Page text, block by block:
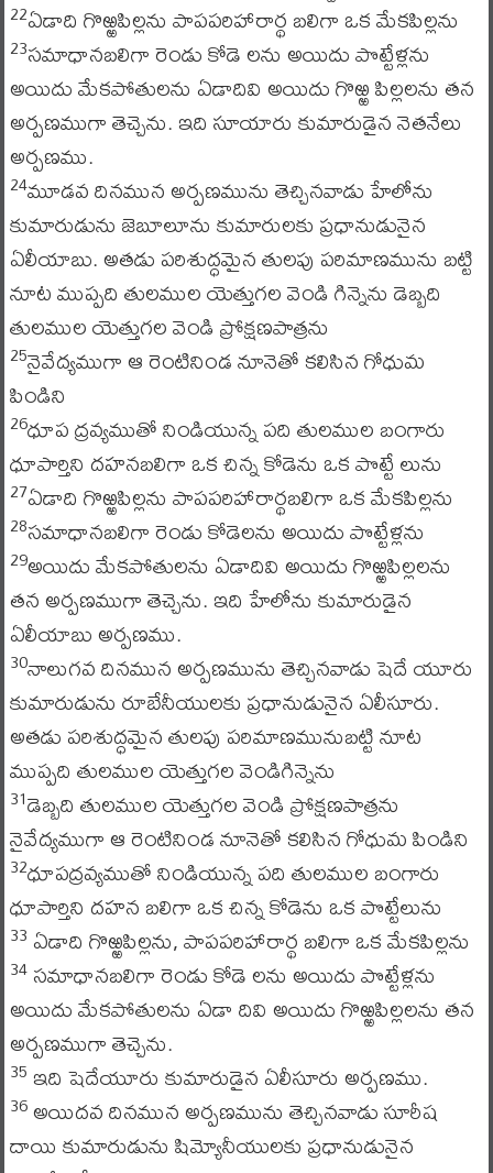
22ఏడాది గొఱ్ఱపిల్లను పాపపరిహారార్థ బలిగా ఒక మేకపిల్లను
23సమాధానబలిగా రెండు కోడె లను అయిదు పొట్టేళ్లను
అయిదు మేకపోతులను ఏడాదివి అయిదు గొఱ్ఱ పిల్లలను తన
అర్పణముగా తెచ్చెను. ఇది సూయారు కుమారుడైన నెతనేలు
అర్పణము.
24మూడవ దినమున అర్పణమును తెచ్చినవాడు హేలోను
కుమారుడును జెబూలూను కుమారులకు ప్రధానుడునైన
ఏలీయాబు. అతడు పరిశుద్ధమైన తులపు పరిమాణమును బట్టి
నూట ముప్పది తులముల యెత్తుగల వెండి గిన్నెను డెబ్బది
తులముల యెత్తుగల వెండి ప్రోక్షణపాత్రను
25నైవేద్యముగా ఆ రెంటినిండ నూనెతో కలిసిన గోధుమ
పిండిని
26ధూప ద్రవ్యముతో నిండియున్న పది తులముల బంగారు
ధూపార్తిని దహనబలిగా ఒక చిన్న కోడెను ఒక పొట్టే లును
27ఏడాది గొఱ్ఱపిల్లను పాపపరిహారార్థబలిగా ఒక మేకపిల్లను
28సమాధానబలిగా రెండు కోడెలను అయిదు పొట్టేళ్లను
29అయిదు మేకపోతులను ఏడాదివి అయిదు గొఱ్ఱపిల్లలను
తన అర్పణముగా తెచ్చెను. ఇది హేలోను కుమారుడైన
ఏలీయాబు అర్పణము.
30నాలుగవ దినమున అర్పణమును తెచ్చినవాడు షెదే యూరు
కుమారుడును రూబేనీయులకు ప్రధానుడునైన ఏలీసూరు.
అతడు పరిశుద్ధమైన తులపు పరిమాణమునుబట్టి నూట
ముప్పది తులముల యెత్తుగల వెండిగిన్నెను
31డెబ్బది తులముల యెత్తుగల వెండి ప్రోక్షణపాత్రను
నైవేద్యముగా ఆ రెంటినిండ నూనెతో కలిసిన గోధుమ పిండిని
32ధూపద్రవ్యముతో నిండియున్న పది తులముల బంగారు
ధూపార్తిని దహన బలిగా ఒక చిన్న కోడెను ఒక పొట్టేలును
33 ఏడాది గొఱ్ఱపిల్లను, పాపపరిహారార్థ బలిగా ఒక మేకపిల్లను
34సమాధానబలిగా రెండు కోడె లను అయిదు పొట్టేళ్లను
అయిదు మేకపోతులను ఏడా దివి అయిదు గొఱ్ఱపిల్లలను తన
అర్పణముగా తెచ్చెను.
35 ఇది షెదేయూరు కుమారుడైన ఏలీసూరు అర్పణము.
36అయిదవ దినమున అర్పణమును తెచ్చినవాడు సూరీష
దాయి కుమారుడును షిమ్యోనీయులకు ప్రధానుడునైన